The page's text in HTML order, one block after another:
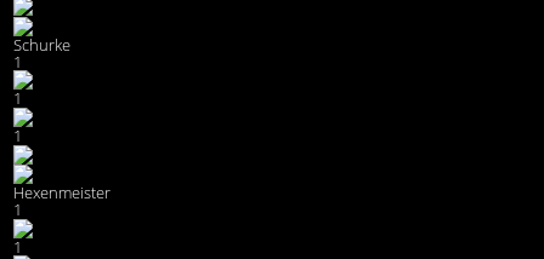
Schurke
1
1
1
Hexenmeister
1
1